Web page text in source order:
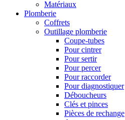
Matériaux
Plomberie
Coffrets
Outillage plomberie
Coupe-tubes
Pour cintrer
Pour sertir
Pour percer
Pour raccorder
Pour diagnostiquer
Déboucheurs
Clés et pinces
Pièces de rechange